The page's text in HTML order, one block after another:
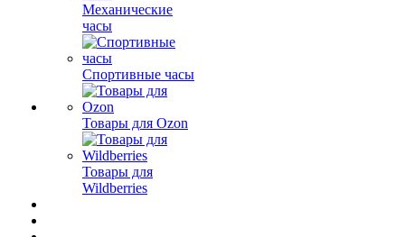
Механические
часы
Спортивные часы
Товары для Ozon
Товары для
Wildberries